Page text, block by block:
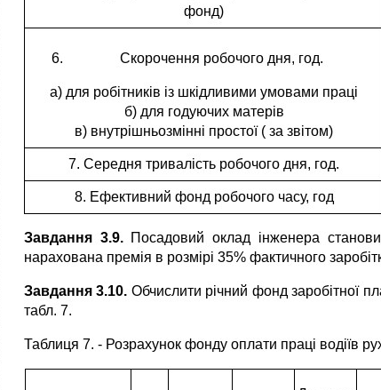
фонд)
Скорочення робочого дня, год.
а) для робітників із шкідливими умовами праці
б) для годуючих матерів
в) внутрішньозмінні простої ( за звітом)
7. Середня тривалість робочого дня, год.
8. Ефективний фонд робочого часу, год
Завдання 3.9. Посадовий оклад інженера
нарахована премія в розмірі 35% фактичного
Завдання 3.10. Обчислити річний фонд заробітної
табл. 7.
Таблиця 7. - Розрахунок фонду оплати праці водіїв